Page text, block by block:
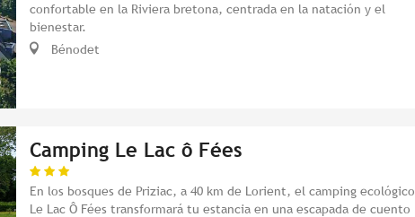
confortable en la Riviera bretona, centrada en la natación y el
bienestar.
Bénodet
Camping Le Lac ô Fées
En los bosques de Priziac, a 40 km de Lorient, el camping ecológico
Le Lac Ô Fées transformará tu estancia en una escapada de cuento